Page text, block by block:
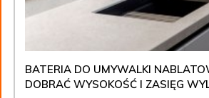
BATERIA DO UMYWALKI
DOBRAĆ WYSOKOŚĆ I ZASIĘG